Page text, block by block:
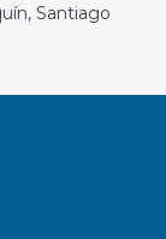
Santiago